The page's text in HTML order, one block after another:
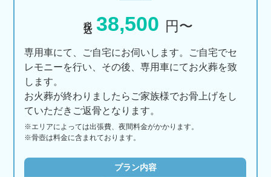
38,500 円〜
専用車にて、ご自宅にお伺いします。ご自宅でセ
レモニーを行い、その後、専用車にてお火葬を致
します。
お火葬が終わりましたらご家族様でお骨上げをし
ていただきご返骨となります。
※エリアに よっては出張費、夜間料金がかかります。
※骨壺は料金に含まれております。
プラン内容